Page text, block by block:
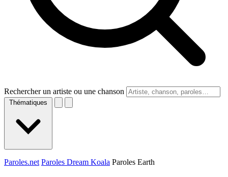
Rechercher un artiste ou une chanson
Thématiques
Paroles.net Paroles Dream Koala Paroles Earth